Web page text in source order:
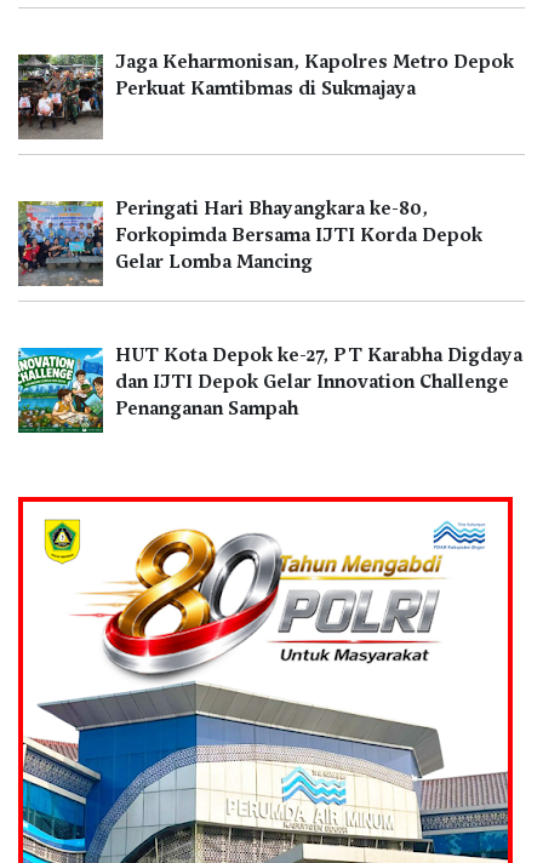
Jaga Keharmonisan, Kapolres Metro Depok
Perkuat Kamtibmas di Sukmajaya
Peringati Hari Bhayangkara ke-80,
Forkopimda Bersama IJTI Korda Depok
Gelar Lomba Mancing
HUT Kota Depok ke-27, PT Karabha Digdaya
dan IJTI Depok Gelar Innovation Challenge
Penanganan Sampah